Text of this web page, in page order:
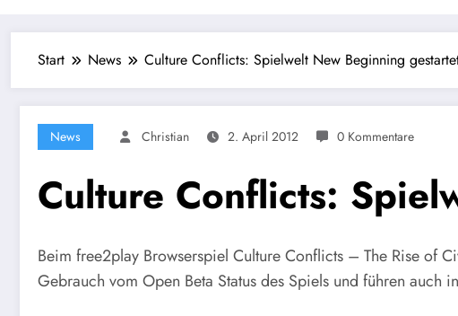
Start News Culture Conflicts: Spielwelt New Beginning
News Christian 2. April 2012 0 Kommentare
Culture Conflicts:
Beim free2play Browserspiel Culture Conflicts – The Rise of
Gebrauch vom Open Beta Status des Spiels und führen auch